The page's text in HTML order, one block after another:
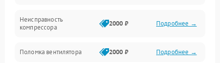
Электропитание
Неисправность
компрессора
2000 ₽ Подробнее →
Поломка вентилятора 2000 ₽ Подробнее →